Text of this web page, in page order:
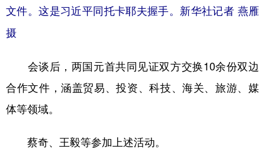
文件。这是习近平同托卡耶夫握手。新华社记者 燕雁
摄
会谈后，两国元首共同见证双方交换10余份双边
合作文件，涵盖贸易、投资、科技、海关、旅游、媒
体等领域。
蔡奇、王毅等参加上述活动。